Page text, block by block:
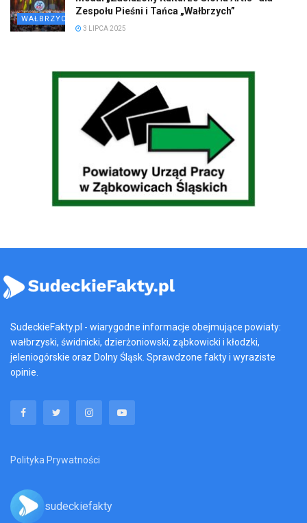
WAŁBRZYCH
Zespołu Pieśni i Tańca „Wałbrzych”
3 LIPCA 2025
SudeckieFakty.pl - wiarygodne informacje obejmujące powiaty:
wałbrzyski, świdnicki, dzierżoniowski, ząbkowicki i kłodzki,
jeleniogórskie oraz Dolny Śląsk. Sprawdzone fakty i wyraziste
opinie.
Polityka Prywatności
sudeckiefakty